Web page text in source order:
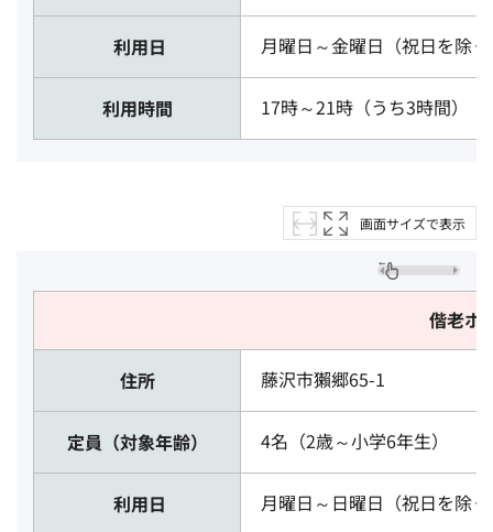
利用日 月曜日～金曜日（祝日を除
利用時間 17時～21時（うち3時間）
画面サイズで表示
偕老ホ
住所 藤沢市獺郷65-1
定員（対象年齢） 4名（2歳～小学6年生）
利用日 月曜日～日曜日（祝日を除